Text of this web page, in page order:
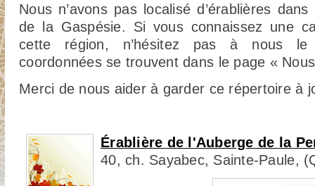
Nous n’avons pas localisé d’érablières
de la Gaspésie. Si vous connaissez une
cette région, n’hésitez pas à nous
coordonnées se trouvent dans le page «
Merci de nous aider à garder ce répertoire à
Érablière de l'Auberge de la
40, ch. Sayabec, Sainte-Paule,